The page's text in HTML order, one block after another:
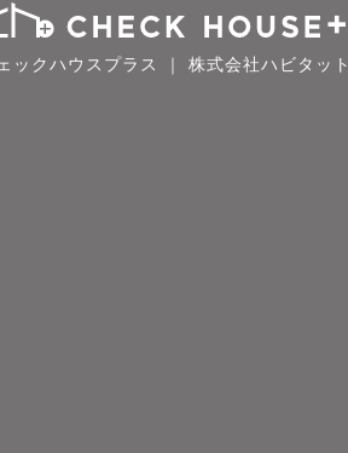
ックハウスプラス ｜ 株式会社ハビタット